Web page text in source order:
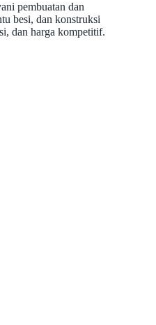
pembuatan dan
besi, dan konstruksi
dan harga kompetitif.